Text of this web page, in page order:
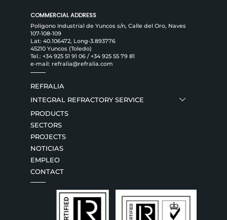
COMMERCIAL ADDRESS
Polígono Industrial de Yuncos s/n, Calle del Oro, Naves
107-108-109
Lat: 40.106472, Long-3.893776
45210 Yuncos (Toledo)
Tel.: +34 925 51 91 06 / +34 925 55 79 81
e-mail: refralia@refralia.com
REFRALIA
INTEGRAL REFRACTORY SERVICE
PRODUCTS
SECTORS
PROJECTS
NOTICIAS
EMPLEO
CONTACT